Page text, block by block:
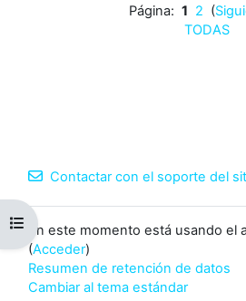
Abrir índice del curso
Página: 1 2 (
TODAS
Contactar con el soporte del
En este momento está usando el
(Acceder)
Resumen de retención de datos
Cambiar al tema estándar